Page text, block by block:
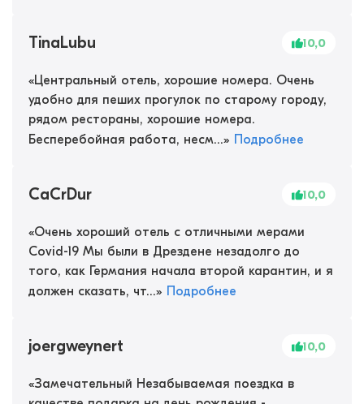
TinaLubu 10,0
«Центральный отель, хорошие номера. Очень
удобно для пеших прогулок по старому городу,
рядом рестораны, хорошие номера.
Бесперебойная работа, несм...» Подробнее
CaCrDur 10,0
«Очень хороший отель с отличными мерами
Covid-19 Мы были в Дрездене незадолго до
того, как Германия начала второй карантин, и я
должен сказать, чт...» Подробнее
joergweynert 10,0
«Замечательный Незабываемая поездка в